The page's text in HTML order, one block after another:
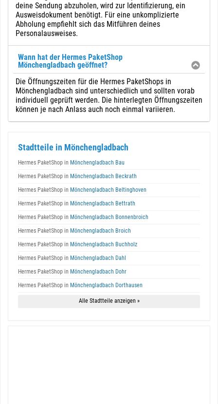
deine Sendung abzuholen, wird zur Identifizierung, ein
Ausweisdokument benötigt. Für eine unkomplizierte
Abholung empfiehlt sich das Mitführen deines
Personalausweises.
Wann hat der Hermes PaketShop
Mönchengladbach geöffnet?
Die Öffnungszeiten für die Hermes PaketShops in
Mönchengladbach sind unterschiedlich und sollten vorab
individuell geprüft werden. Die hinterlegten Öffnungszeiten
können je nach Anlass auch noch einmal variieren.
Stadtteile in Mönchengladbach
Hermes PaketShop in Mönchengladbach Bau
Hermes PaketShop in Mönchengladbach Beckrath
Hermes PaketShop in Mönchengladbach Beltinghoven
Hermes PaketShop in Mönchengladbach Bettrath
Hermes PaketShop in Mönchengladbach Bonnenbroich
Hermes PaketShop in Mönchengladbach Broich
Hermes PaketShop in Mönchengladbach Buchholz
Hermes PaketShop in Mönchengladbach Dahl
Hermes PaketShop in Mönchengladbach Dohr
Hermes PaketShop in Mönchengladbach Dorthausen
Alle Stadtteile anzeigen »